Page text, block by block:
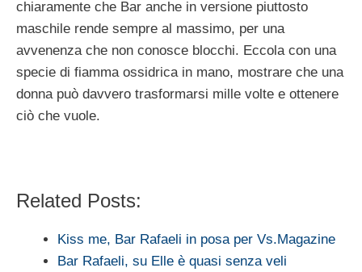
chiaramente che Bar anche in versione piuttosto
maschile rende sempre al massimo, per una
avvenenza che non conosce blocchi. Eccola con una
specie di fiamma ossidrica in mano, mostrare che una
donna può davvero trasformarsi mille volte e ottenere
ciò che vuole.
Related Posts:
Kiss me, Bar Rafaeli in posa per Vs.Magazine
Bar Rafaeli, su Elle è quasi senza veli